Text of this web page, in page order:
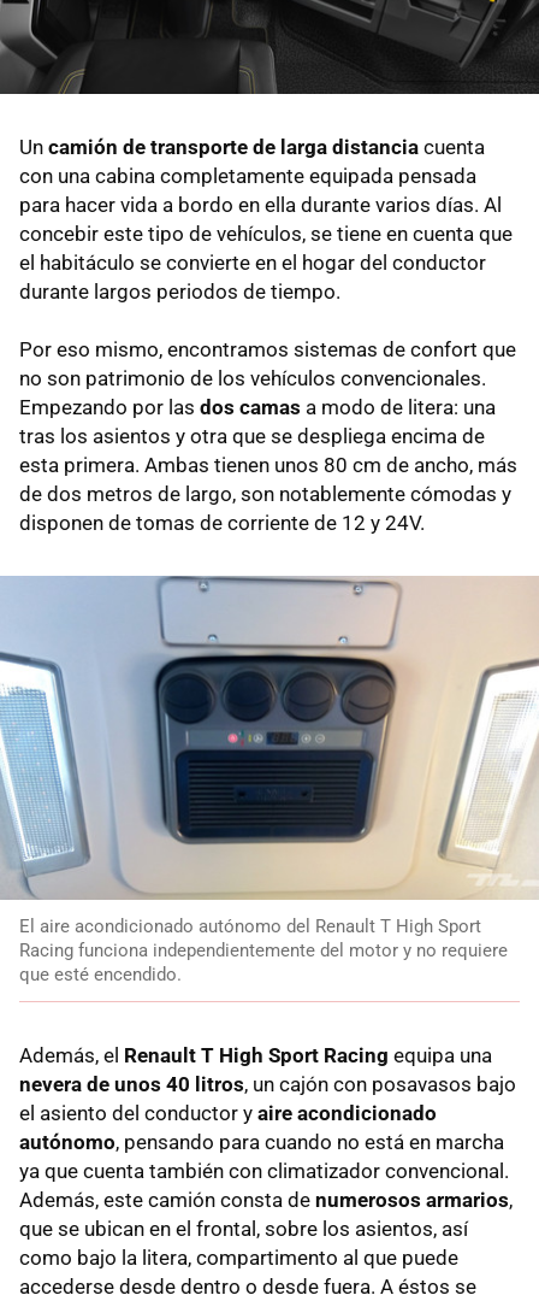
Un camión de transporte de larga distancia cuenta
con una cabina completamente equipada pensada
para hacer vida a bordo en ella durante varios días. Al
concebir este tipo de vehículos, se tiene en cuenta que
el habitáculo se convierte en el hogar del conductor
durante largos periodos de tiempo.
Por eso mismo, encontramos sistemas de confort que
no son patrimonio de los vehículos convencionales.
Empezando por las dos camas a modo de litera: una
tras los asientos y otra que se despliega encima de
esta primera. Ambas tienen unos 80 cm de ancho, más
de dos metros de largo, son notablemente cómodas y
disponen de tomas de corriente de 12 y 24V.
El aire acondicionado autónomo del Renault T High Sport
Racing funciona independientemente del motor y no requiere
que esté encendido.
Además, el Renault T High Sport Racing equipa una
nevera de unos 40 litros, un cajón con posavasos bajo
el asiento del conductor y aire acondicionado
autónomo, pensando para cuando no está en marcha
ya que cuenta también con climatizador convencional.
Además, este camión consta de numerosos armarios,
que se ubican en el frontal, sobre los asientos, así
como bajo la litera, compartimento al que puede
accederse desde dentro o desde fuera. A éstos se